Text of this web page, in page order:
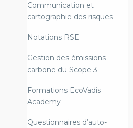
Communication et
cartographie des risques
Notations RSE
Gestion des émissions
carbone du Scope 3
Formations EcoVadis
Academy
Questionnaires d’auto-